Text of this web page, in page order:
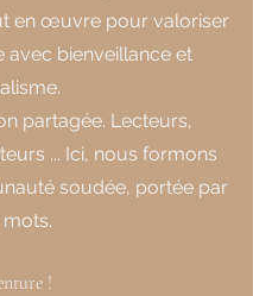
en œuvre pour valoriser
avec bienveillance et
partagée. Lecteurs,
... Ici, nous formons
soudée, portée par
mots.
!